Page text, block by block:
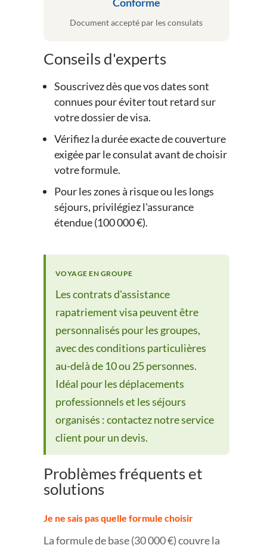
Document accepté par les consulats
Conseils d'experts
Souscrivez dès que vos dates sont
connues pour éviter tout retard sur
votre dossier de visa.
Vérifiez la durée exacte de couverture
exigée par le consulat avant de choisir
votre formule.
Pour les zones à risque ou les longs
séjours, privilégiez l'assurance
étendue (100 000 €).
VOYAGE EN GROUPE
Les contrats d'assistance
rapatriement visa peuvent être
personnalisés pour les groupes,
avec des conditions particulières
au-delà de 10 ou 25 personnes.
Idéal pour les déplacements
professionnels et les séjours
organisés : contactez notre service
client pour un devis.
Problèmes fréquents et
solutions
Je ne sais pas quelle formule choisir
La formule de base (30 000 €) couvre la